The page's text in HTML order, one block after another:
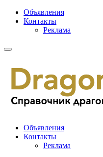
Объявления
Контакты
Реклама
Объявления
Контакты
Реклама